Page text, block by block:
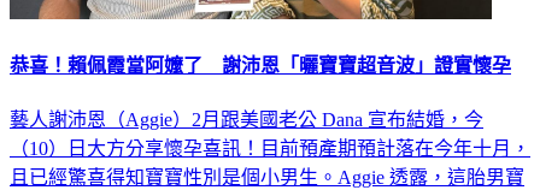
恭喜！賴佩霞當阿嬤了 謝沛恩「曬寶寶超音波」證實懷孕
藝人謝沛恩（Aggie）2月跟美國老公 Dana 宣布結婚，今
（10）日大方分享懷孕喜訊！目前預產期預計落在今年十月，
且已經驚喜得知寶寶性別是個小男生。Aggie 透露，這胎男寶